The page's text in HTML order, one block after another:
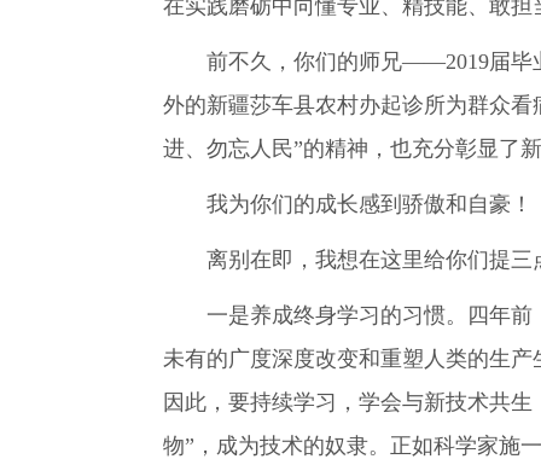
在实践磨砺中向懂专业、精技能、敢
前不久，你们的师兄——2019届毕业
外的新疆莎车县农村办起诊所为群众
进、勿忘人民”的精神，也充分彰显了
我为你们的成长感到骄傲和自豪！
离别在即，我想在这里给你们提三
一是养成终身学习的习惯。四年前
未有的广度深度改变和重塑人类的生
因此，要持续学习，学会与新技术共
物”，成为技术的奴隶。正如科学家施